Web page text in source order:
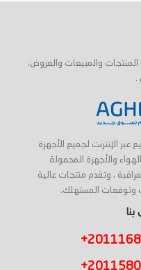
والمبيعات والعروض.
.
الإنترنت لجميع الأجهزة
والأجهزة المحمولة
، وتقدم منتجات عالية
وتوقعات المستهلك.
بنا